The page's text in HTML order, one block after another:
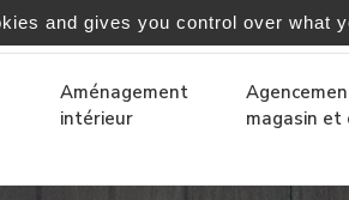
Aménagement
intérieur
magasin et
and gives you control over what